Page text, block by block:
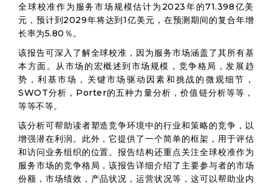
全球校准作为服务市场规模估计为2023年的71.398亿美
元，预计到2029年将达到1亿美元，在预测期间的复合年增
长率为5.80％。
该报告可深入了解全球校准，因为服务市场涵盖了其所有基
本方面。从市场的宏概述到市场规模，竞争格局，发展趋
势，利基市场，关键市场驱动因素和挑战的微观细节，
SWOT分析，Porter的五种力量分析，价值链分析等等，
等等不等。
该分析可帮助读者塑造竞争环境中的行业和策略的竞争，以
增强潜在利润。此外，它提供了一个简单的框架，用于评估
和访问业务组织的位置。报告结构还重点关注全球校准作为
服务市场的竞争格局，该报告详细介绍了主要参与者的市场
份额，市场绩效，产品状况，运营状况等，这可以帮助业内